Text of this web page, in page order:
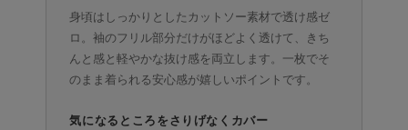
身頃はしっかりとしたカットソー素材で透け感ゼ
ロ。袖のフリル部分だけがほどよく透けて、きち
んと感と軽やかな抜け感を両立します。一枚でそ
のまま着られる安心感が嬉しいポイントです。
気になるところをさりげなくカバー